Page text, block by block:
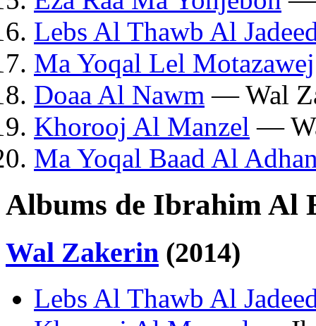
Lebs Al Thawb Al
Ma Yoqal Lel Motazawej
Doaa Al Nawm — Wal
Khorooj Al Manzel —
Ma Yoqal Baad Al
Albums de Ibrahim Al
Wal Zakerin (2014)
Lebs Al Thawb Al